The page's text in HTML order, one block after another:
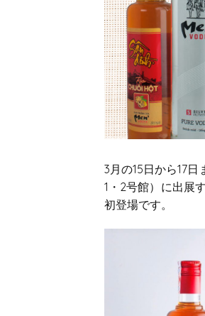
3月の15日から17
1・2号館）に出展
初登場です。